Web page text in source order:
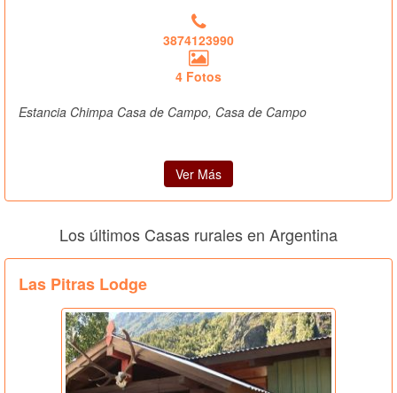
3874123990
4 Fotos
Estancia Chimpa Casa de Campo, Casa de Campo
Ver Más
Los últimos Casas rurales en Argentina
Las Pitras Lodge